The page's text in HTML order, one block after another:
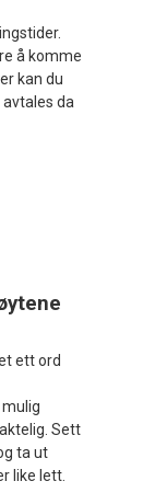
å komme
kan du
da
ett ord
Sett
ta ut
like lett.